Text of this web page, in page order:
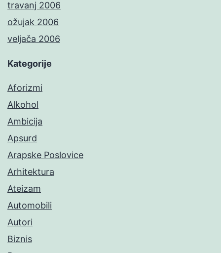
travanj 2006
ožujak 2006
veljača 2006
Kategorije
Aforizmi
Alkohol
Ambicija
Apsurd
Arapske Poslovice
Arhitektura
Ateizam
Automobili
Autori
Biznis